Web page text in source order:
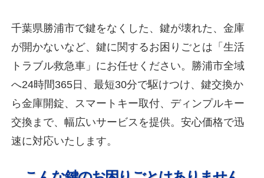
千葉県勝浦市で鍵をなくした、鍵が壊れた、金庫
が開かないなど、鍵に関するお困りごとは「生活
トラブル救急車」にお任せください。勝浦市全域
へ24時間365日、最短30分で駆けつけ、鍵交換か
ら金庫開錠、スマートキー取付、ディンプルキー
交換まで、幅広いサービスを提供。安心価格で迅
速に対応いたします。